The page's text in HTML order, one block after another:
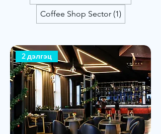
Coffee Shop Sector (1)
2 дэлгэц